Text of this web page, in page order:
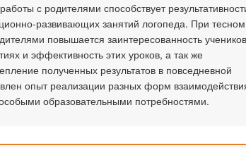
с родителями способствует
развивающих занятий логопеда. При тесном
повышается заинтересованность
и эффективность этих уроков, а так же
полученных результатов в повседневной
опыт реализации разных форм
образовательными потребностями.